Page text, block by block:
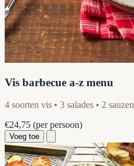
Vis barbecue a-z menu
4 soorten vis • 3 salades • 2 sauzen
€24,75 (per persoon)
Voeg toe